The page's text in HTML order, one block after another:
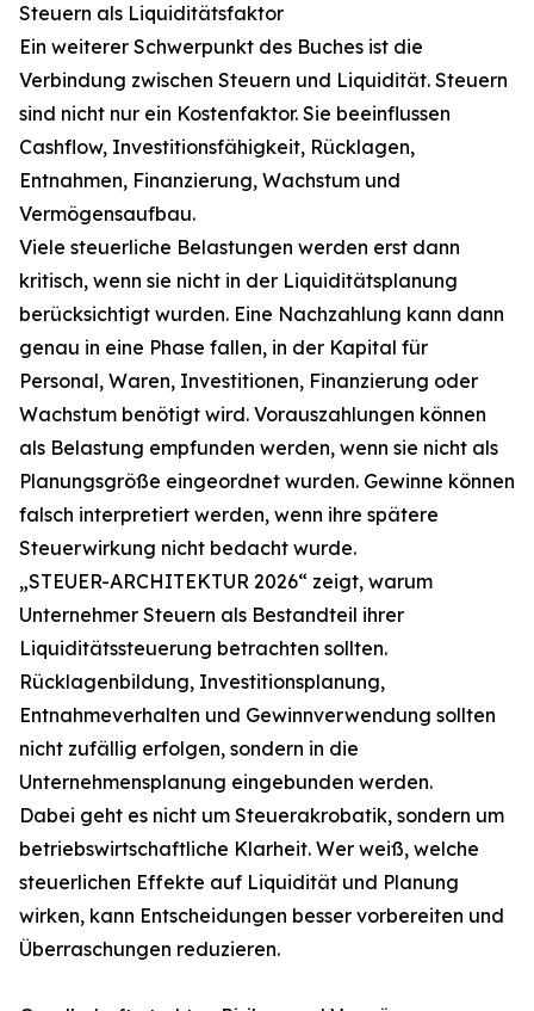
Steuern als Liquiditätsfaktor
Ein weiterer Schwerpunkt des Buches ist die
Verbindung zwischen Steuern und Liquidität. Steuern
sind nicht nur ein Kostenfaktor. Sie beeinflussen
Cashflow, Investitionsfähigkeit, Rücklagen,
Entnahmen, Finanzierung, Wachstum und
Vermögensaufbau.
Viele steuerliche Belastungen werden erst dann
kritisch, wenn sie nicht in der Liquiditätsplanung
berücksichtigt wurden. Eine Nachzahlung kann dann
genau in eine Phase fallen, in der Kapital für
Personal, Waren, Investitionen, Finanzierung oder
Wachstum benötigt wird. Vorauszahlungen können
als Belastung empfunden werden, wenn sie nicht als
Planungsgröße eingeordnet wurden. Gewinne können
falsch interpretiert werden, wenn ihre spätere
Steuerwirkung nicht bedacht wurde.
„STEUER-ARCHITEKTUR 2026“ zeigt, warum
Unternehmer Steuern als Bestandteil ihrer
Liquiditätssteuerung betrachten sollten.
Rücklagenbildung, Investitionsplanung,
Entnahmeverhalten und Gewinnverwendung sollten
nicht zufällig erfolgen, sondern in die
Unternehmensplanung eingebunden werden.
Dabei geht es nicht um Steuerakrobatik, sondern um
betriebswirtschaftliche Klarheit. Wer weiß, welche
steuerlichen Effekte auf Liquidität und Planung
wirken, kann Entscheidungen besser vorbereiten und
Überraschungen reduzieren.